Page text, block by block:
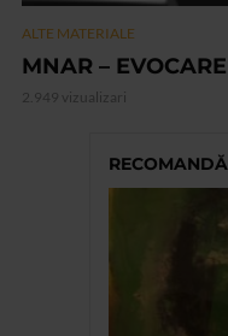
ALTE MATERIALE
MNAR –
2.949 vizualizari